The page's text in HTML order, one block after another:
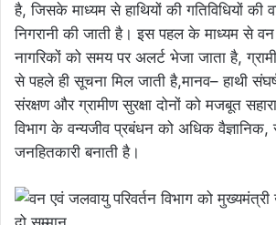
है, जिसके माध्यम से हाथियों की गतिविधियों की
निगरानी की जाती है। इस पहल के माध्यम से वन
नागरिकों को समय पर अलर्ट भेजा जाता है,
से पहले ही सूचना मिल जाती है,मानव– हाथी
संरक्षण और ग्रामीण सुरक्षा दोनों को मजबूत
विभाग के वन्यजीव प्रबंधन को अधिक वैज्ञानिक,
जनहितकारी बनाती है।